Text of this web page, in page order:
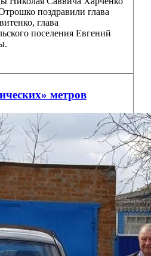
поздравили глава
глава
поселения Евгений
метров